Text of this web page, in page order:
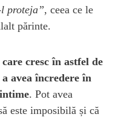
proteja”, ceea ce le
părinte.
care cresc în astfel de
avea încredere în
. Pot avea
este imposibilă și că